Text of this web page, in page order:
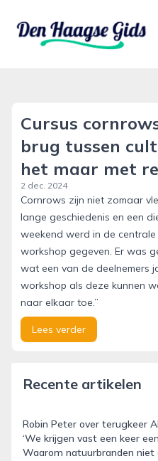
denhaagsegids.nl
Cursus
brug tussen
het maar met
2 dec. 2024
Cornrows zijn niet zomaar
lange geschiedenis en een
weekend werd in de
workshop gegeven. Er was
wat een van de deelnemers
workshop als deze kunnen
naar elkaar toe.”
Lees verder
Recente artikelen
Robin Peter over terugkeer
‘We krijgen vast een keer
Waarom natuurbranden niet